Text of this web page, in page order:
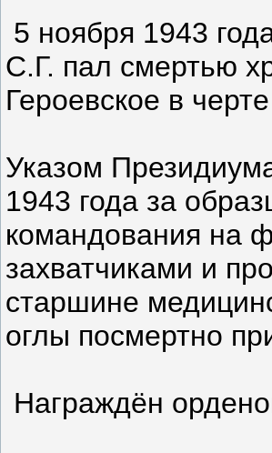
5 ноября 1943
С.Г. пал смертью
Героевское в
Указом
1943 года за
командования на
захватчиками и
старшине
оглы посмертно
Награждён